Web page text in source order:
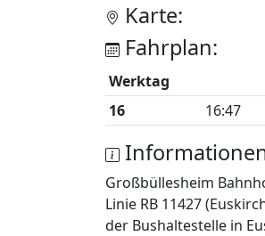
Karte:
Fahrplan:
Werktag
16
16:47
Großbüllesheim
Linie RB 11427
der Bushaltestelle in